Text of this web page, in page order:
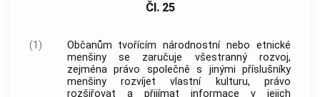
Čl. 25
(1)
Občanům tvořícím národnostní nebo etnické
menšiny se zaručuje všestranný rozvoj,
zejména právo společně s jinými příslušníky
menšiny rozvíjet vlastní kulturu, právo
rozšiřovat a přijímat informace v jejich